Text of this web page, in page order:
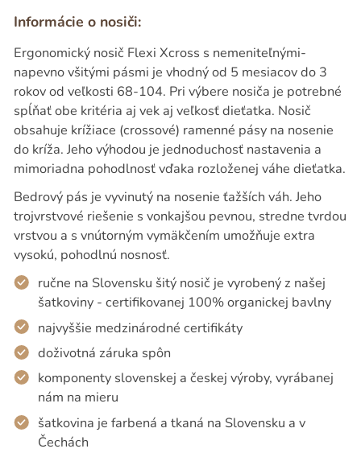
Informácie o nosiči:
Ergonomický nosič Flexi Xcross s nemeniteľnými-
napevno všitými pásmi je vhodný od 5 mesiacov do 3
rokov od veľkosti 68-104. Pri výbere nosiča je potrebné
spĺňať obe kritéria aj vek aj veľkosť dieťatka. Nosič
obsahuje krížiace (crossové) ramenné pásy na nosenie
do kríža. Jeho výhodou je jednoduchosť nastavenia a
mimoriadna pohodlnosť vďaka rozloženej váhe dieťatka.
Bedrový pás je vyvinutý na nosenie ťažších váh. Jeho
trojvrstvové riešenie s vonkajšou pevnou, stredne tvrdou
vrstvou a s vnútorným vymäkčením umožňuje extra
vysokú, pohodlnú nosnosť.
ručne na Slovensku šitý nosič je vyrobený z našej
šatkoviny - certifikovanej 100% organickej bavlny
najvyššie medzinárodné certifikáty
doživotná záruka spôn
komponenty slovenskej a českej výroby, vyrábanej
nám na mieru
šatkovina je farbená a tkaná na Slovensku a v
Čechách